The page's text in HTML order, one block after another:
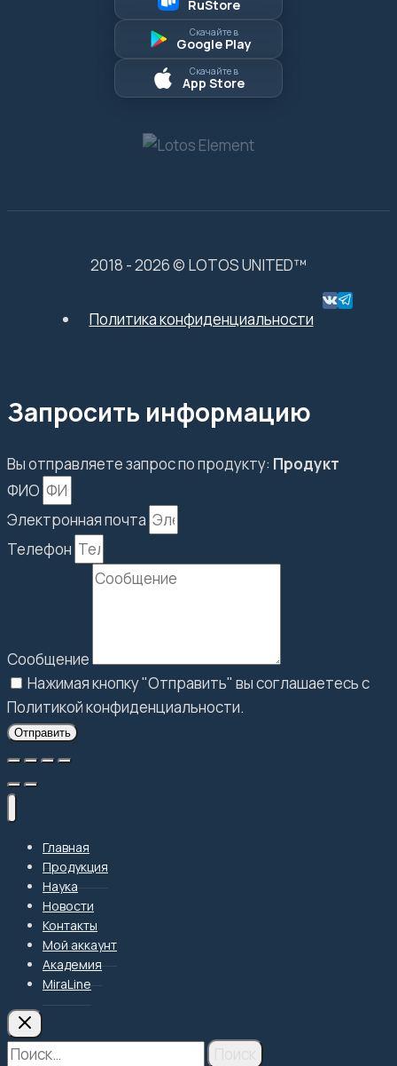
RuStore
Скачайте в
Google Play
Скачайте в
App Store
2018 - 2026 © LOTOS UNITED™
Политика конфиденциальности
Запросить информацию
Вы отправляете запрос по продукту: Продукт
ФИО
Электронная почта
Телефон
Сообщение
Нажимая кнопку "Отправить" вы соглашаетесь с
Политикой конфиденциальности.
Отправить
Главная
Продукция
Наука
Новости
Контакты
Мой аккаунт
Академия
MiraLine
Найти: